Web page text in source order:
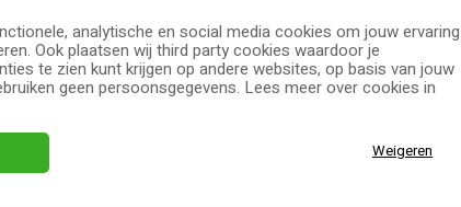
analytische en social media cookies om jouw ervaring
Ook plaatsen wij third party cookies waardoor je
te zien kunt krijgen op andere websites, op basis van jouw
geen persoonsgegevens. Lees meer over cookies in
Weigeren